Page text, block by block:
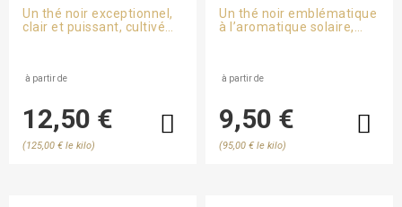
Un thé noir exceptionnel,
clair et puissant, cultivé
à partir de
12,50 €
(125,00 € le kilo)
Un thé noir emblématique
à l’aromatique solaire,
à partir de
9,50 €
(95,00 € le kilo)